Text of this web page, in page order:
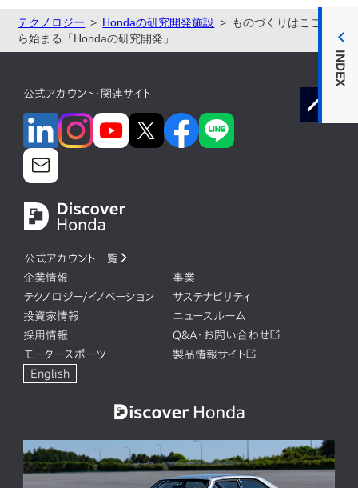
INDEX
テクノロジー Hondaの研究開発施設
ものづくりはここか
ら始まる「Hondaの研究開発」
公式アカウント・関連サイト
公式アカウント一覧
企業情報
事業
テクノロジー/イノベーション
サステナビリティ
投資家情報
ニュースルーム
採用情報
Q&A・お問い合わせ
モータースポーツ
製品情報サイト
English